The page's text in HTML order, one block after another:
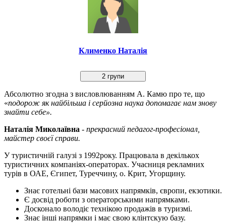
Клименко Наталія
2 групи
Абсолютно згодна з висловлюванням А. Камю про те, що
«подорож як найбільша і серйозна наука допомагає нам знову
знайти себе».
Наталія Миколаївна - прекрасний педагог-професіонал,
майстер своєї справи.
У туристичній галузі з 1992року. Працювала в декількох
туристичних компаніях-операторах. Учасниця рекламних
турів в ОАЕ, Єгипет, Туреччину, о. Крит, Угорщину.
Знає готельні бази масових напрямків, європи, екзотики.
Є досвід роботи з операторськими напрямками.
Досконало володіє технікою продажів в туризмі.
Знає інші напрямки і має свою клінтскую базу.